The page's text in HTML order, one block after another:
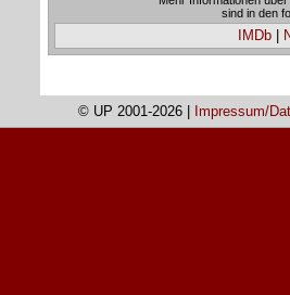
sind in den
IMDb|
© UP 2001-2026 | Impressum/